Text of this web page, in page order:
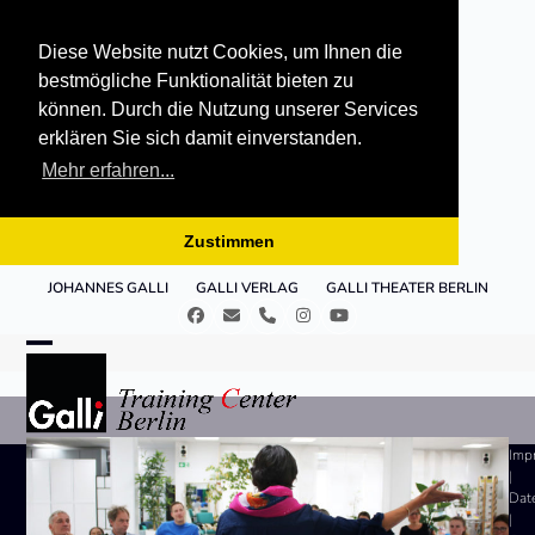
Diese Website nutzt Cookies, um Ihnen die
bestmögliche Funktionalität bieten zu
können. Durch die Nutzung unserer Services
erklären Sie sich damit einverstanden.
Mehr erfahren...
Zustimmen
JOHANNES GALLI GALLI VERLAG GALLI THEATER BERLIN
Facebook
E- TelefonInstagramYouTube
mobile
menu
mobile
menu
|
|